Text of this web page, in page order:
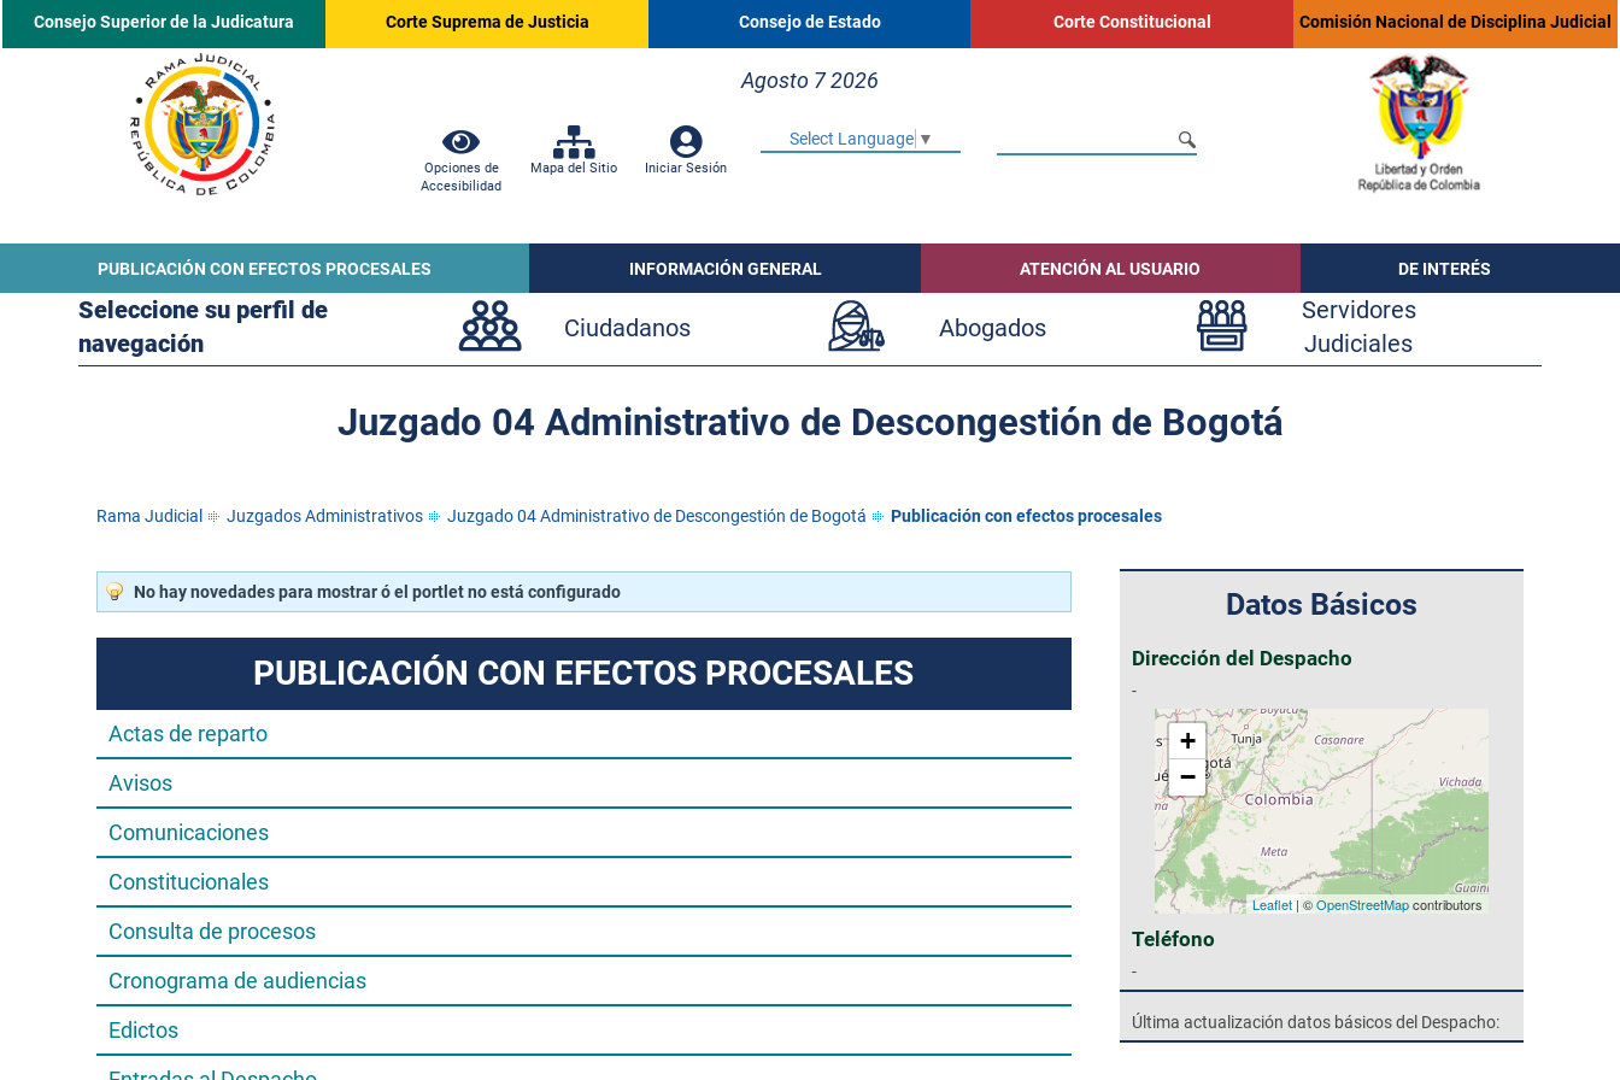
Consejo Superior de la Judicatura Corte Suprema de Justicia Consejo de Estado Corte Constitucional Comisión Nacional de Disciplina Judicial
Agosto 7 2026
Opciones de
Accesibilidad
Mapa del Sitio Iniciar Sesión
Select Language ▼
PUBLICACIÓN CON EFECTOS PROCESALES INFORMACIÓN GENERAL ATENCIÓN AL USUARIO DE INTERÉS
Seleccione su perfil de
navegación
Ciudadanos Abogados
Servidores
Judiciales
Juzgado 04 Administrativo de Descongestión de Bogotá
Rama Judicial Juzgados Administrativos Juzgado 04 Administrativo de Descongestión de Bogotá Publicación con efectos procesales
No hay novedades para mostrar ó el portlet no está configurado
PUBLICACIÓN CON EFECTOS PROCESALES
Actas de reparto
Avisos
Comunicaciones
Constitucionales
Consulta de procesos
Cronograma de audiencias
Edictos
Datos Básicos
Dirección del Despacho
-
+
−
Leaflet | ©OpenStreetMapcontributors
Teléfono
-
Última actualización datos básicos del Despacho: